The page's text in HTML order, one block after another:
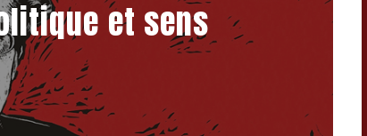
et sens